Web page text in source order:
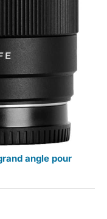
angle pour